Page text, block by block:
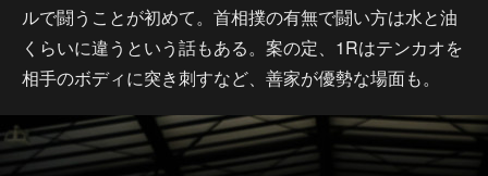
ルで闘うことが初めて。首相撲の有無で闘い方は水と油
くらいに違うという話もある。案の定、1Rはテンカオを
相手のボディに突き刺すなど、善家が優勢な場面も。